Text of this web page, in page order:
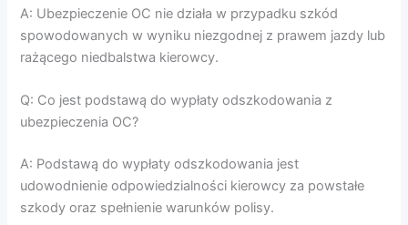
A: Ubezpieczenie OC nie działa w przypadku szkód
spowodowanych w wyniku niezgodnej z prawem jazdy lub
rażącego niedbalstwa kierowcy.
Q: Co jest podstawą do wypłaty odszkodowania z
ubezpieczenia OC?
A: Podstawą do wypłaty odszkodowania jest
udowodnienie odpowiedzialności kierowcy za powstałe
szkody oraz spełnienie warunków polisy.